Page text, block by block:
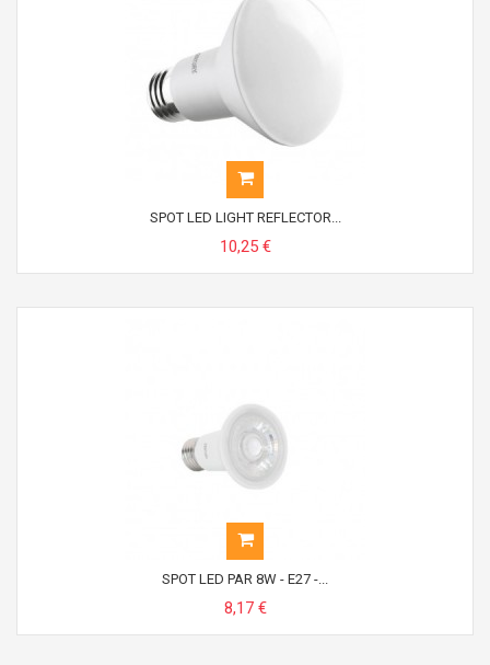
SPOT LED LIGHT REFLECTOR...
10,25 €
SPOT LED PAR 8W - E27 -...
8,17 €